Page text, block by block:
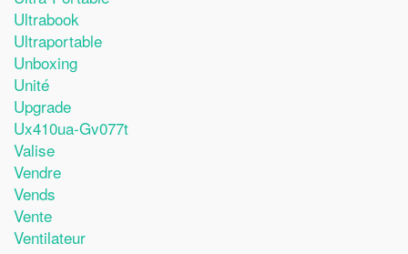
Ultrabook
Ultraportable
Unboxing
Unité
Upgrade
Ux410ua-Gv077t
Valise
Vendre
Vends
Vente
Ventilateur